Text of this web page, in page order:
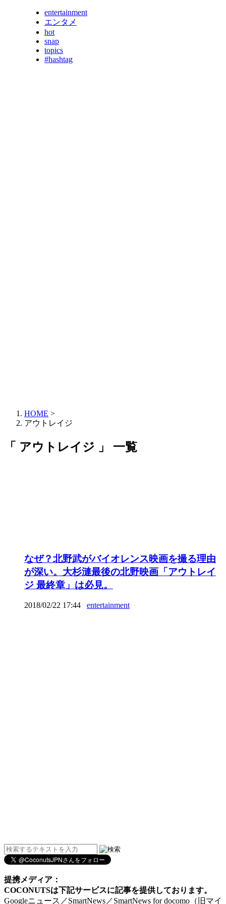
entertainment
エンタメ
hot
snap
topics
#hashtag
HOME >
アウトレイジ
「 アウトレイジ 」 一覧
なぜ？北野武がバイオレンス映画を撮る理由
が深い。大杉漣最後の北野映画「アウトレイ
ジ 最終章」は必見。
2018/02/22 17:44 entertainment
提携メディア：
COCONUTSは下記サービスに記事を提供しております。
Googleニュース／SmartNews／SmartNews for docomo（旧マイ